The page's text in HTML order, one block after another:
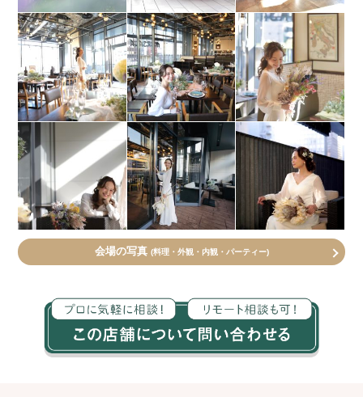
会場の写真 (料理・外観・内観・パーティー)